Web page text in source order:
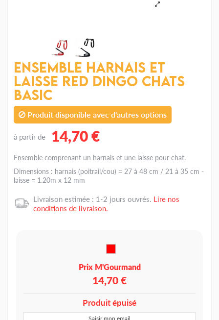
Ensemble Harnais et
Laisse Red Dingo Chats
Basic
Produit disponible avec d'autres options
à partir de 14,70 €
Ensemble comprenant un harnais et une laisse pour chat.
Dimensions : harnais (poitrail/cou) = 27 à 48 cm / 21 à 35 cm -
laisse = 1.20m x 12 mm
Livraison estimée : 1-2 jours ouvrés. Lire nos
conditions de livraison.
Prix M'Gourmand
14,70 €
Produit épuisé